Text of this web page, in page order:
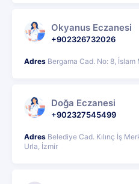
Okyanus Eczanesi
+902326732026
Adres Bergama Cad. No: 8,
Doğa Eczanesi
+902327545499
Adres Belediye Cad. Kılınç İş
Urla, İzmir